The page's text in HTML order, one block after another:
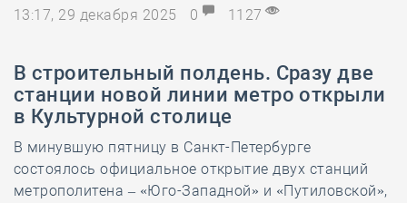
13:17, 29 декабря 2025
0 1127
В строительный полдень. Сразу две
станции новой линии метро открыли
в Культурной столице
В минувшую пятницу в Санкт-Петербурге
состоялось официальное открытие двух станций
метрополитена – «Юго-Западной» и «Путиловской»,